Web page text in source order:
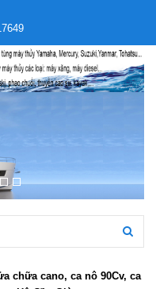
chữa cano, ca nô 90Cv, ca